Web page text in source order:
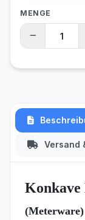
MENGE
Versand
Konkave
(Meterware)